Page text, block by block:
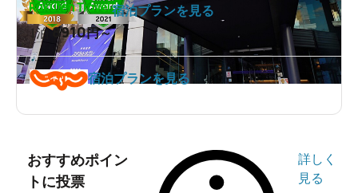
1泊8910円～
宿泊プランを見る
宿泊プランを見る
おすすめポイン
トに投票
詳しく
見る